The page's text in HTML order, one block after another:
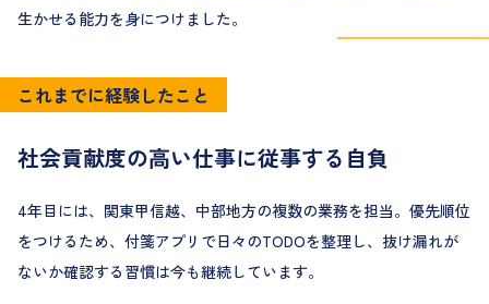
生かせる能力を身につけました。
これまでに経験したこ と
社会貢献度の高い仕事に従事する自負
4年目には、関東甲信越、中部地方の複数の業務を担当。優先順位
をつけるため、付箋アプリで日々のTODOを整理し、抜け漏れが
ないか確認する習慣は今も継続しています。